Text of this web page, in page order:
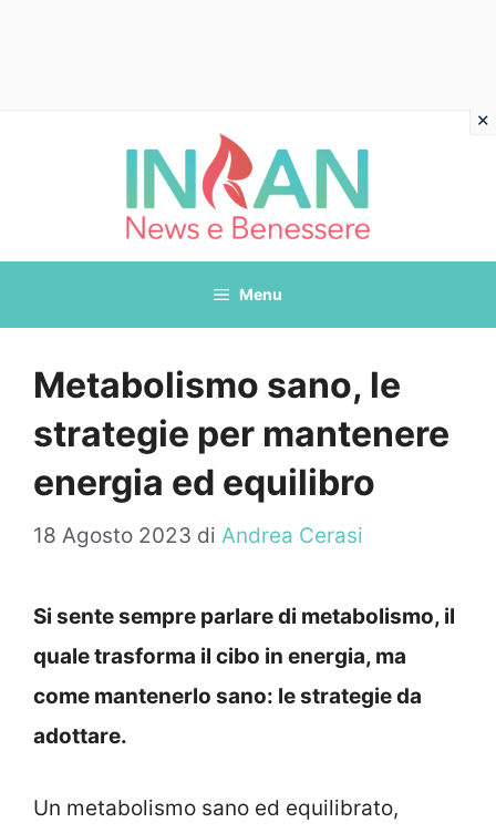
Menu
Metabolismo sano, le
strategie per mantenere
energia ed equilibro
18 Agosto 2023 di Andrea Cerasi
Si sente sempre parlare di metabolismo, il
quale trasforma il cibo in energia, ma
come mantenerlo sano: le strategie da
adottare.
Un metabolismo sano ed equilibrato,